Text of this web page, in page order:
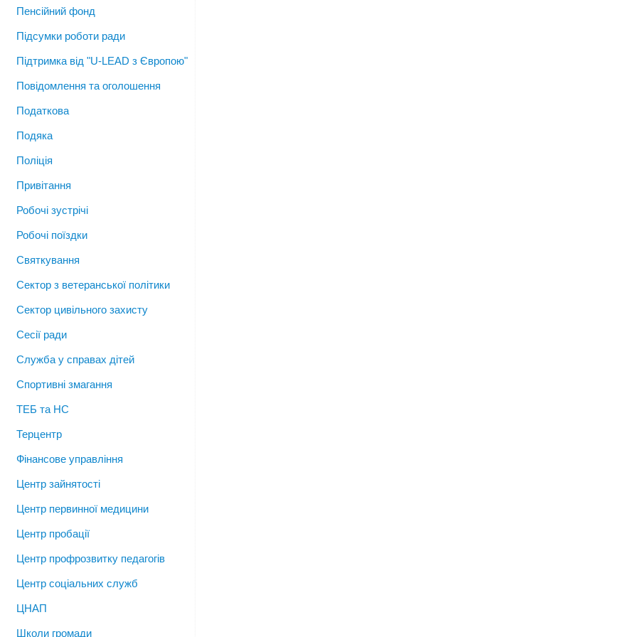
Пенсійний фонд
Підсумки роботи ради
Підтримка від "U-LEAD з Європою"
Повідомлення та оголошення
Податкова
Подяка
Поліція
Привітання
Робочі зустрічі
Робочі поїздки
Святкування
Сектор з ветеранської політики
Сектор цивільного захисту
Сесії ради
Служба у справах дітей
Спортивні змагання
ТЕБ та НС
Терцентр
Фінансове управління
Центр зайнятості
Центр первинної медицини
Центр пробації
Центр профрозвитку педагогів
Центр соціальних служб
ЦНАП
Школи громади